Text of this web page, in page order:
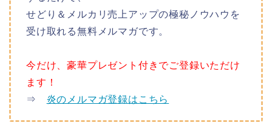
せどり＆メルカリ売上アップの極秘ノウハウを
受け取れる無料メルマガです。
今だけ、豪華プレゼント付きでご登録いただけ
ます！
⇒ 炎のメルマガ登録はこちら